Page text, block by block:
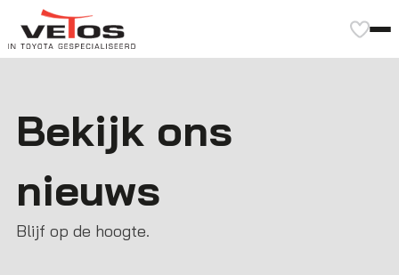
Bekijk ons
nieuws
Blijf op de hoogte.